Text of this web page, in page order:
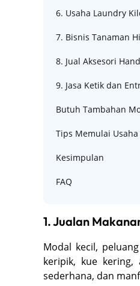
6. Usaha Laundry
7. Bisnis Tanaman
8. Jual Aksesori
9. Jasa Ketik dan
Butuh Tambahan
Tips Memulai
Kesimpulan
FAQ
1. Jualan
Modal kecil,
keripik, kue kering,
sederhana, dan